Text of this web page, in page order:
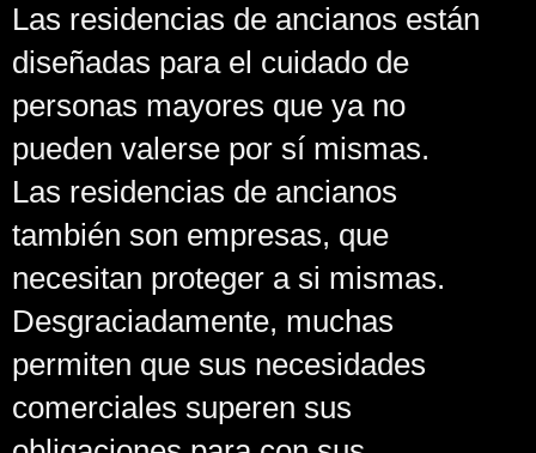
Las residencias de ancianos están
diseñadas para el cuidado de
personas mayores que ya no
pueden valerse por sí mismas.
Las residencias de ancianos
también son empresas, que
necesitan proteger a si mismas.
Desgraciadamente, muchas
permiten que sus necesidades
comerciales superen sus